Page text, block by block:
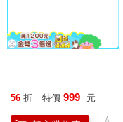
□啟示：千萬別交才子
還有種說法，濟慈是因
加重的抑鬱以終。他的
便病故。至於雪萊，他
了兩次婚，後來為逃避
平煎鍋30cm
56 折 特價 999 元